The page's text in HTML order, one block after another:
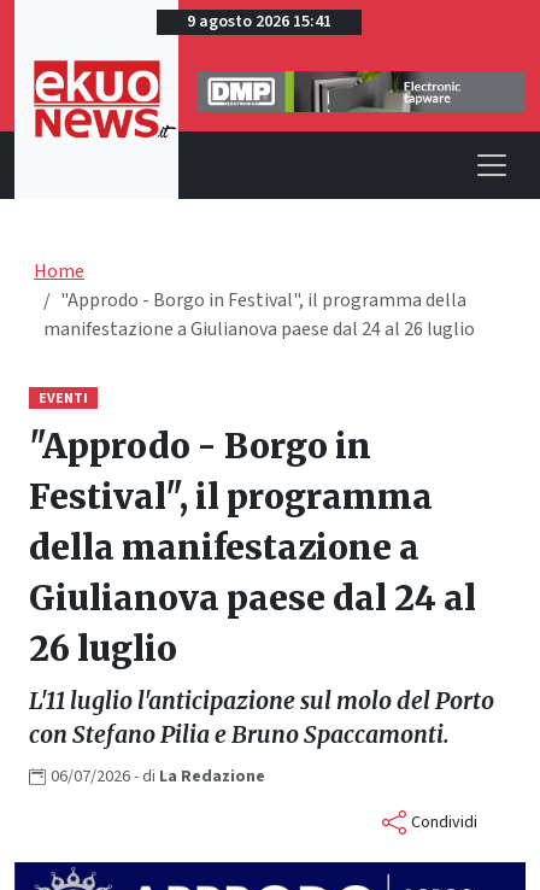
9 agosto 2026 15:41
Home
"Approdo - Borgo in Festival", il programma della
manifestazione a Giulianova paese dal 24 al 26 luglio
EVENTI
"Approdo - Borgo in
Festival", il programma
della manifestazione a
Giulianova paese dal 24 al
26 luglio
L'11 luglio l'anticipazione sul molo del Porto
con Stefano Pilia e Bruno Spaccamonti.
06/07/2026- di La Redazione
Condividi